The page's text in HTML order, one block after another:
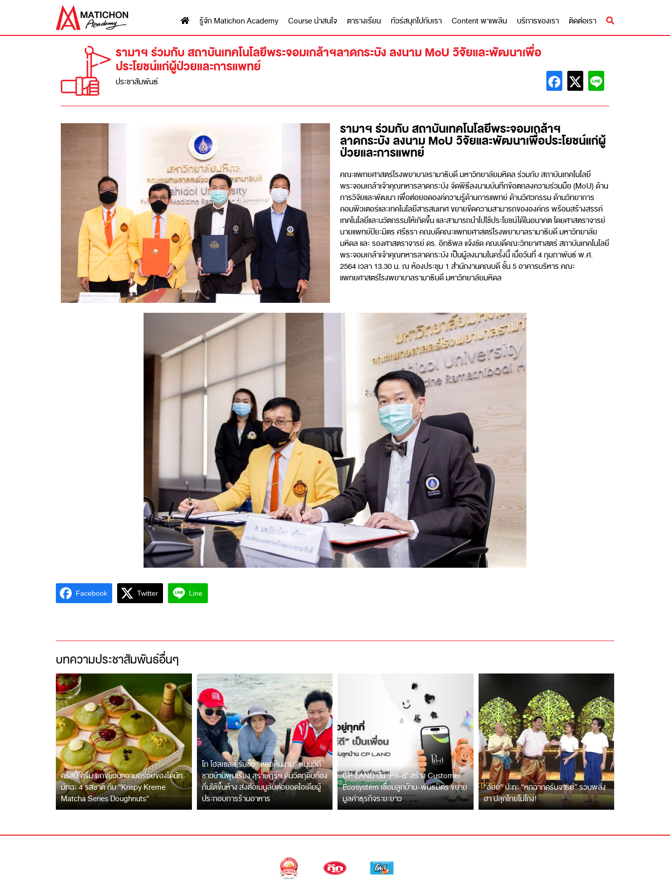
รู้จัก Matichon Academy Course น่าสนใจ ตารางเรียน ทัวร์สนุกไปกับเรา Content พาเพลิน บริการของเรา ติดต่อเรา
รามาฯ ร่วมกับ สถาบันเทคโนโลยีพระจอมเกล้าฯลาดกระบัง ลงนาม MoU วิจัยและพัฒนาเพื่อ
ประโยชน์แก่ผู้ป่วยและการแพทย์
ประชาสัมพันธ์
รามาฯ ร่วมกับ สถาบันเทคโนโลยีพระจอมเกล้าฯ
ลาดกระบัง ลงนาม MoU วิจัยและพัฒนาเพื่อประโยชน์แก่ผู้
ป่วยและการแพทย์
คณะแพทยศาสตร์โรงพยาบาลรามาธิบดี มหาวิทยาลัยมหิดล ร่วมกับ สถาบันเทคโนโลยี
พระจอมเกล้าเจ้าคุณทหารลาดกระบัง จัดพิธีลงนามบันทึกข้อตกลงความร่วมมือ (MoU) ด้าน
การวิจัยและพัฒนา เพื่อต่อยอดองค์ความรู้ด้านการแพทย์ ด้านวิศวกรรม ด้านวิทยาการ
คอมพิวเตอร์และเทคโนโลยีสารสนเทศ ขยายขีดความสามารถขององค์กร พร้อมสร้างสรรค์
เทคโนโลยีและนวัตกรรมให้เกิดขึ้น และสามารถนำไปใช้ประโยชน์ได้ในอนาคต โดยศาสตราจารย์
นายแพทย์ปิยะมิตร ศรีธรา คณบดีคณะแพทยศาสตร์โรงพยาบาลรามาธิบดี มหาวิทยาลัย
มหิดล และ รองศาสตราจารย์ ดร. อิทธิพล แจ้งชัด คณบดีคณะวิทยาศาสตร์ สถาบันเทคโนโลยี
พระจอมเกล้าเจ้าคุณทหารลาดกระบัง เป็นผู้ลงนามในครั้งนี้ เมื่อวันที่ 4 กุมภาพันธ์ พ.ศ.
2564 เวลา 13.30 น. ณ ห้องประชุม 1 สำนักงานคณบดี ชั้น 5 อาคารบริหาร คณะ
แพทยศาสตร์โรงพยาบาลรามาธิบดี มหาวิทยาลัยมหิดล
Facebook Twitter Line
บทความประชาสัมพันธ์อื่นๆ
คริสปี้ ครีม ยกขบวนความอร่อยของโดนัท
มัทฉะ 4 รสชาติ กับ “Krispy Kreme
Matcha Series Doughnuts”
โก โฮลเซลล์ รับซื้อ “หอยหินงาม” หนุนวิถี
ชาวบ้านพุมเรียง สุราษฎร์ฯ ดันวัตถุดิบท้อง
ถิ่นใต้ขึ้นห้าง ส่งต่อเมนูลับต่อยอดไอเดียผู้
ประกอบการร้านอาหาร
CP LAND ปั้น ‘Pri-d’ สร้าง Customer
Ecosystem เชื่อมลูกบ้าน-พันธมิตร ขยาย
มูลค่าธุรกิจระยะยาว
“ฉ่อย” ปะทะ “หกฉากครับจารย์” รวมพลัง
ฮา ปลุกไทยไม่โกง!